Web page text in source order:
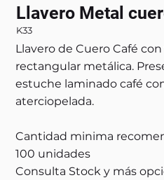
Llavero Metal
K33
Llavero de Cuero Café
rectangular metálica.
estuche laminado café
aterciopelada.
Cantidad minima
100 unidades
Consulta Stock y más